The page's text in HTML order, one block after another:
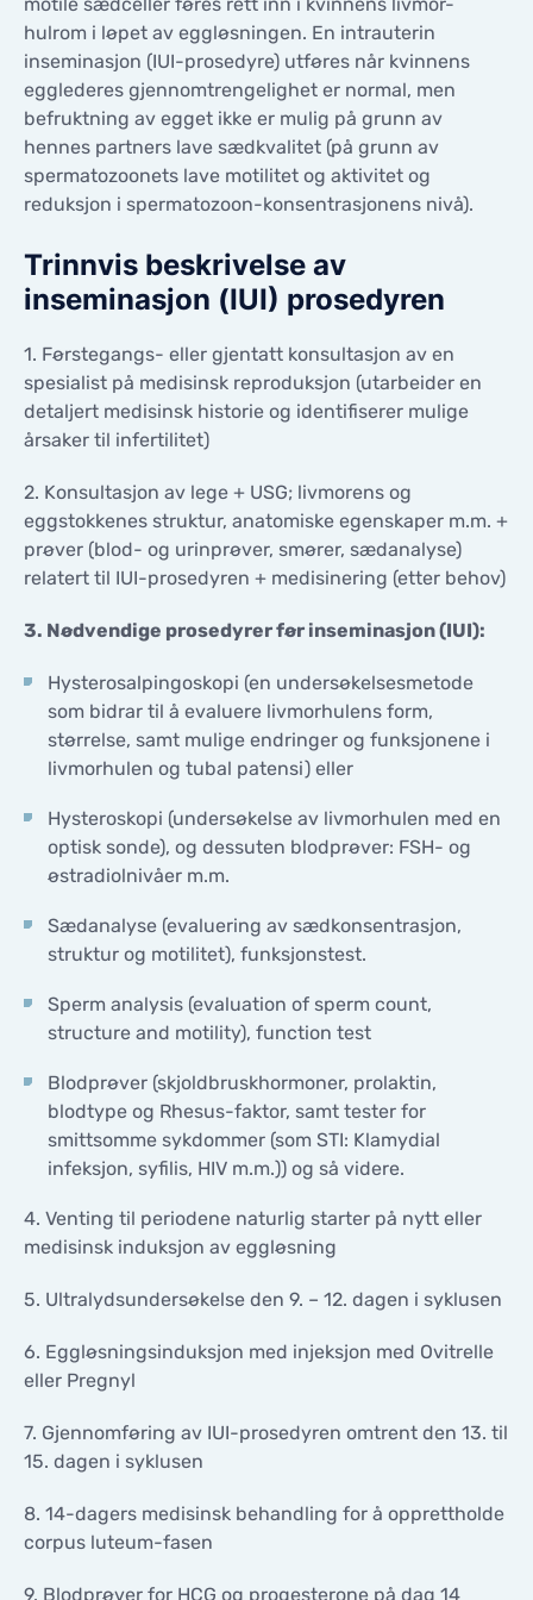
KONTAKTER
KONTAKTER
hulrom i løpet av eggløsningen. En intrauterin
inseminasjon (IUI-prosedyre) utføres når kvinnens
egglederes gjennomtrengelighet er normal, men
befruktning av egget ikke er mulig på grunn av
hennes partners lave sædkvalitet (på grunn av
spermatozoonets lave motilitet og aktivitet og
reduksjon i spermatozoon-konsentrasjonens nivå).
Trinnvis beskrivelse av
inseminasjon (IUI) prosedyren
1. Førstegangs- eller gjentatt konsultasjon av en
spesialist på medisinsk reproduksjon (utarbeider en
detaljert medisinsk historie og identifiserer mulige
årsaker til infertilitet)
2. Konsultasjon av lege + USG; livmorens og
eggstokkenes struktur, anatomiske egenskaper m.m. +
prøver (blod- og urinprøver, smører, sædanalyse)
relatert til IUI-prosedyren + medisinering (etter behov)
3. Nødvendige prosedyrer før inseminasjon (IUI):
Hysterosalpingoskopi (en undersøkelsesmetode
som bidrar til å evaluere livmorhulens form,
størrelse, samt mulige endringer og funksjonene i
livmorhulen og tubal patensi) eller
Hysteroskopi (undersøkelse av livmorhulen med en
optisk sonde), og dessuten blodprøver: FSH- og
østradiolnivåer m.m.
Sædanalyse (evaluering av sædkonsentrasjon,
struktur og motilitet), funksjonstest.
Sperm analysis (evaluation of sperm count,
structure and motility), function test
Blodprøver (skjoldbruskhormoner, prolaktin,
blodtype og Rhesus-faktor, samt tester for
smittsomme sykdommer (som STI: Klamydial
infeksjon, syfilis, HIV m.m.)) og så videre.
4. Venting til periodene naturlig starter på nytt eller
medisinsk induksjon av eggløsning
5. Ultralydsundersøkelse den 9. – 12. dagen i syklusen
6. Eggløsningsinduksjon med injeksjon med Ovitrelle
eller Pregnyl
7. Gjennomføring av IUI-prosedyren omtrent den 13. til
15. dagen i syklusen
8. 14-dagers medisinsk behandling for å opprettholde
corpus luteum-fasen
9. Blodprøver for HCG og progesterone på dag 14